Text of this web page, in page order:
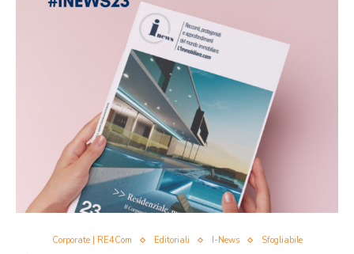
Corporate | RE4Com Editoriali I-News Sfogliabile